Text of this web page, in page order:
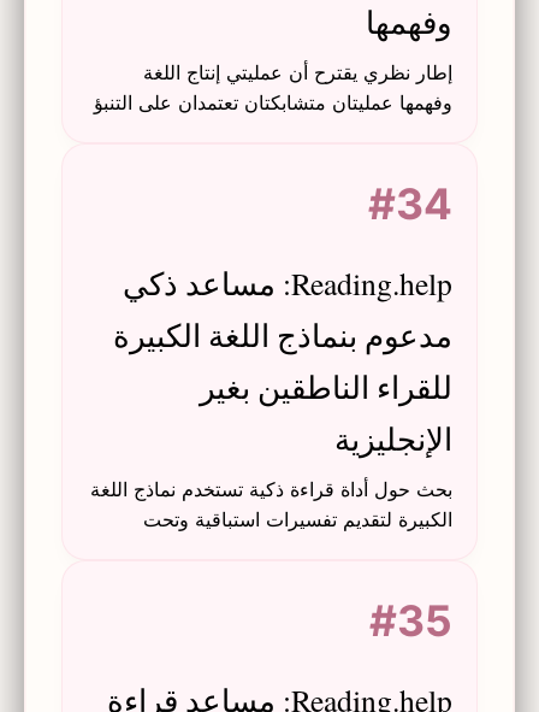
وفهمها
إطار نظري يقترح أن عمليتي إنتاج اللغة
وفهمها عمليتان متشابكتان تعتمدان على التنبؤ
#34
Reading.help: مساعد ذكي
مدعوم بنماذج اللغة الكبيرة
للقراء الناطقين بغير
الإنجليزية
بحث حول أداة قراءة ذكية تستخدم نماذج اللغة
الكبيرة لتقديم تفسيرات استباقية وتحت
مزدوج.
#35
Reading.help: مساعد قراءة